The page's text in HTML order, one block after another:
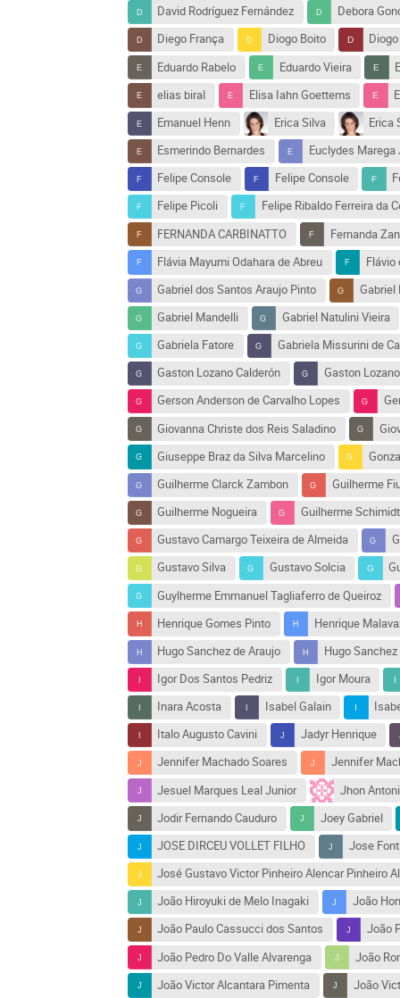
David Rodríguez Fernández
Debora
Diego França
Diogo Boito
Eduardo Rabelo
Eduardo Vieira
elias biral
Elisa Iahn Goettems
Emanuel Henn
Erica Silva
Erica
Esmerindo Bernardes
Euclydes Marega
Felipe Console
Felipe Console
Felipe Picoli
Felipe Ribaldo Ferreira da
FERNANDA CARBINATTO
Fernanda
Flávia Mayumi Odahara de Abreu
Flávio
Gabriel dos Santos Araujo Pinto
Gabriel
Gabriel Mandelli
Gabriel Natulini Vieira
Gabriela Fatore
Gabriela Missurini de
Gaston Lozano Calderón
Gaston
Gerson Anderson de Carvalho Lopes
Giovanna Christe dos Reis Saladino
Giuseppe Braz da Silva Marcelino
Guilherme Clarck Zambon
Guilherme
Guilherme Nogueira
Guilherme
Gustavo Camargo Teixeira de Almeida
Gustavo Silva
Gustavo Solcia
Guylherme Emmanuel Tagliaferro de Queiroz
Henrique Gomes Pinto
Henrique
Hugo Sanchez de Araujo
Hugo
Igor Dos Santos Pedriz
Igor Moura
Inara Acosta
Isabel Galain
Italo Augusto Cavini
Jadyr Henrique
Jennifer Machado Soares
Jennifer
Jesuel Marques Leal Junior
Jhon
Jodir Fernando Cauduro
Joey Gabriel
JOSE DIRCEU VOLLET FILHO
Jose
José Gustavo Victor Pinheiro Alencar Pinheiro
João Hiroyuki de Melo Inagaki
João
João Paulo Cassucci dos Santos
João
João Pedro Do Valle Alvarenga
João
João Victor Alcantara Pimenta
João